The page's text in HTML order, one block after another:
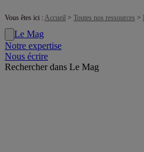
Vous êtes ici :Accueil > Toutes nos ressources >
Le Mag
Notre expertise
Nous écrire
Rechercher dans Le Mag